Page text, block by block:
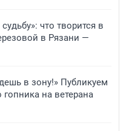
что творится в
в Рязани —
в зону!» Публикуем
на ветерана